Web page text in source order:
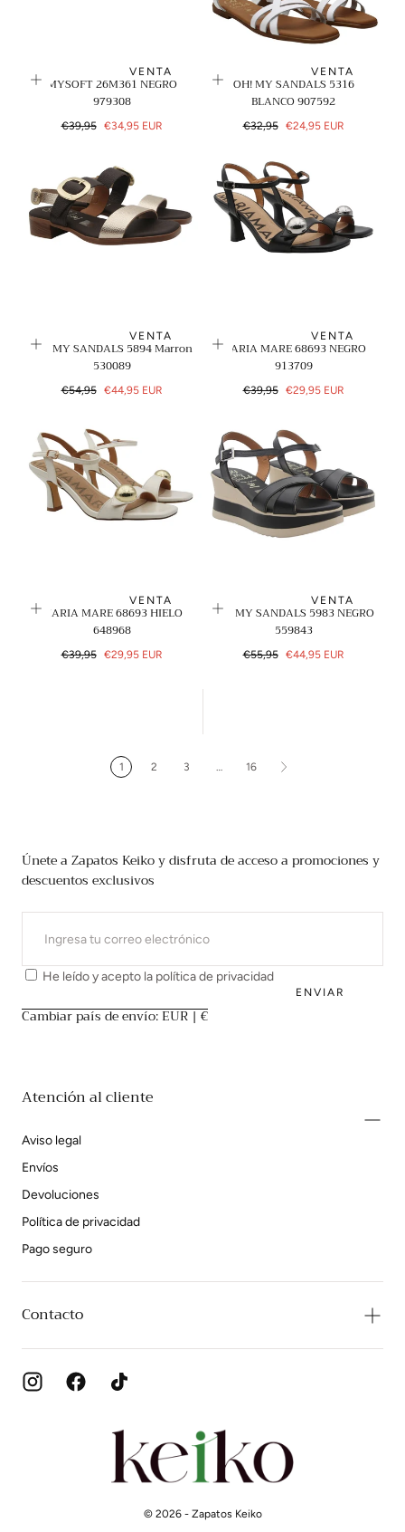
VENTA
MYSOFT 26M361 NEGRO
979308
Precio
€39,95
Precio
€34,95 EUR
VENTA
OH! MY SANDALS 5316
BLANCO 907592
Precio
€32,95
Precio
€24,95 EUR
VENTA
OH! MY SANDALS 5894 Marron
530089
Precio
€54,95
Precio
€44,95 EUR
VENTA
MARIA MARE 68693 NEGRO
913709
Precio
€39,95
Precio
€29,95 EUR
VENTA
MARIA MARE 68693 HIELO
648968
Precio
€39,95
Precio
€29,95 EUR
VENTA
OH! MY SANDALS 5983 NEGRO
559843
Precio
€55,95
Precio
€44,95 EUR
1 2 3 … 16
Únete a Zapatos Keiko y disfruta de acceso a promociones y
descuentos exclusivos
CORREO
He leído y acepto la política de privacidad
ENVIAR
Cambiar país de envío: EUR | €
Atención al cliente
Aviso legal
Envíos
Devoluciones
Política de privacidad
Pago seguro
Contacto
© 2026 - Zapatos Keiko